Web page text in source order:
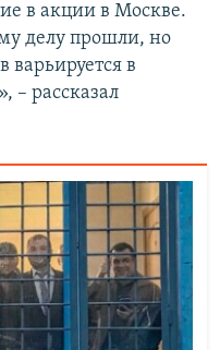
в акции в Москве.
делу прошли, но
в
– рассказал